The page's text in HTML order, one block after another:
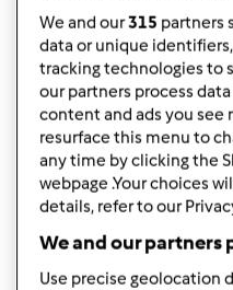
Mer, 09/14/2011 - 09:52
Esatto!!! e io sono in
mia volta ... mia mamma
impastare!!!
Accedio
We and our315 partners
data or unique
tracking technologies to
our partners process
content and ads you see
resurface this menu to
any time by clicking the
webpage .Your choices
details, refer to our
We and our partners
Use precise geolocation